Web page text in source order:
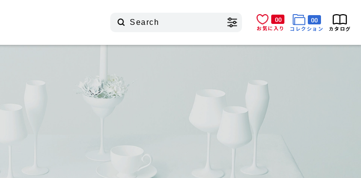
00
お気に入り
00
コレクション
カタログ